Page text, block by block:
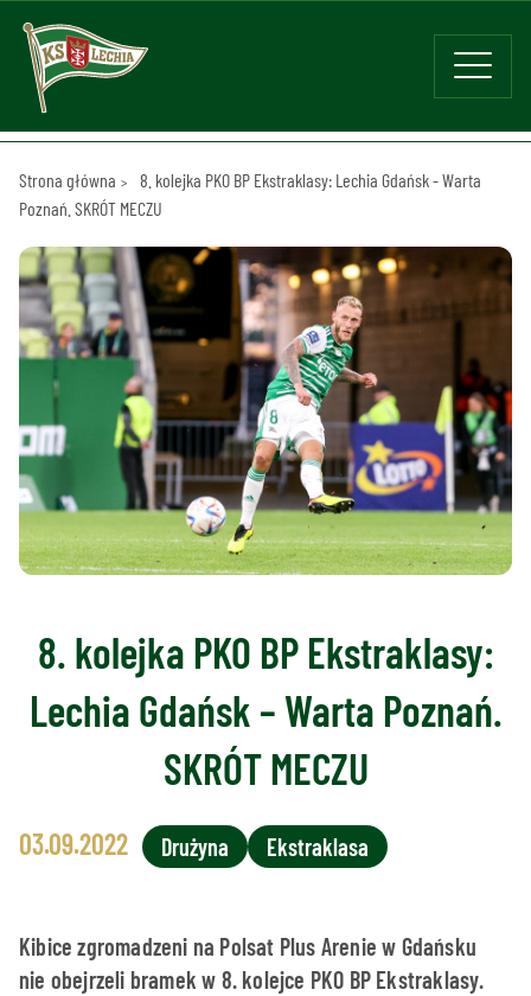
Strona główna
8. kolejka PKO BP Ekstraklasy: Lechia Gdańsk - Warta
Poznań. SKRÓT MECZU
8. kolejka PKO BP Ekstraklasy:
Lechia Gdańsk – Warta Poznań.
SKRÓT MECZU
03.09.2022 Drużyna Ekstraklasa
Kibice zgromadzeni na Polsat Plus Arenie w Gdańsku
nie obejrzeli bramek w 8. kolejce PKO BP Ekstraklasy.